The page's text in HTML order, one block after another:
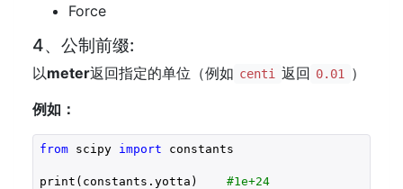
Force
4、公制前缀:
以meter返回指定的单位（例如 centi 返回 0.01
）
例如：
from scipy import constants
print(constants.yotta) #1e+24